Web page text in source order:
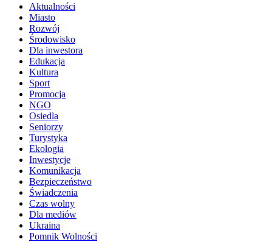
Aktualności
Miasto
Rozwój
Środowisko
Dla inwestora
Edukacja
Kultura
Sport
Promocja
NGO
Osiedla
Seniorzy
Turystyka
Ekologia
Inwestycje
Komunikacja
Bezpieczeństwo
Świadczenia
Czas wolny
Dla mediów
Ukraina
Pomnik Wolności